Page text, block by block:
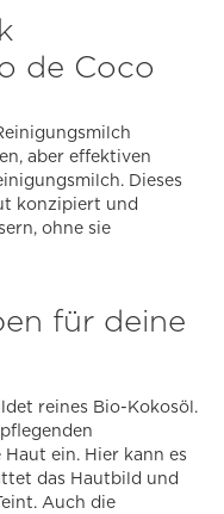
de Coco
aber effektiven
Dieses
konzipiert und
ohne sie
für deine
reines Bio-Kokosöl.
ein. Hier kann es
das Hautbild und
Auch die